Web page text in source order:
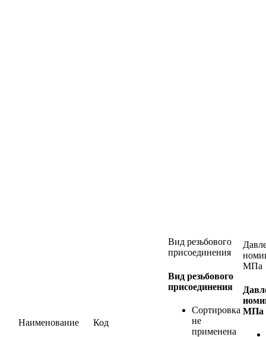
Наименование Код
Вид резьбового
присоединения
Вид резьбового
присоединения
Сортировка
не
применена
МПа
МПа